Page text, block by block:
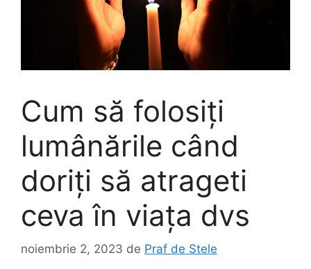
Cum să folosiți
lumânările când
doriți să atrageti
ceva în viața dvs
noiembrie 2, 2023 de Praf de Stele